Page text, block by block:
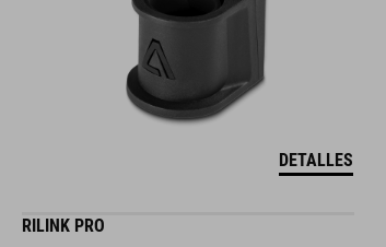
DETALLES
RILINK PRO